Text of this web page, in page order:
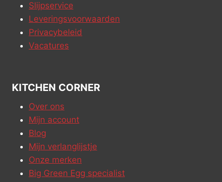
Slijpservice
Leveringsvoorwaarden
Privacybeleid
Vacatures
KITCHEN CORNER
Over ons
Mijn account
Blog
Mijn verlanglijstje
Onze merken
Big Green Egg specialist